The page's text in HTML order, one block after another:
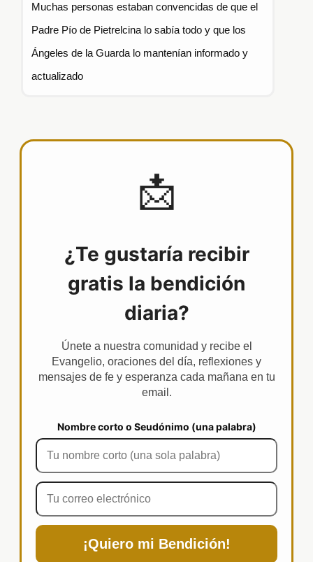
Muchas personas estaban convencidas de que el
Padre Pío de Pietrelcina lo sabía todo y que los
Ángeles de la Guarda lo mantenían informado y
actualizado
📩
¿Te gustaría recibir
gratis la bendición
diaria?
Únete a nuestra comunidad y recibe el
Evangelio, oraciones del día, reflexiones y
mensajes de fe y esperanza cada mañana en tu
email.
Nombre corto o Seudónimo (una palabra)
¡Quiero mi Bendición!